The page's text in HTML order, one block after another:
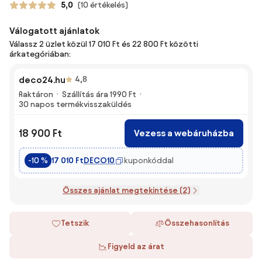
5,0 (10 értékelés)
Válogatott ajánlatok
Válassz 2 üzlet közül 17 010 Ft és 22 800 Ft közötti
árkategóriában:
deco24.hu
4,8
Raktáron
Szállítás ára 1990 Ft
30 napos termékvisszaküldés
18 900 Ft Vezess a webáruházba
-10 % 17 010 FtDECO10 kuponkóddal
Összes ajánlat megtekintése (2)
Tetszik Összehasonlítás
Figyeld az árat